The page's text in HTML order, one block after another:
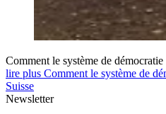
Comment le système de
lire plus Comment le système de
Suisse
Newsletter